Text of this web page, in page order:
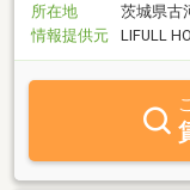
所在地
茨城県古
情報提供元
LIFULL